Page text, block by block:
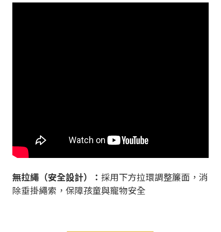
無拉繩（安全設計）： 採用下方拉環調整簾面，消
除垂掛繩索，保障孩童與寵物安全